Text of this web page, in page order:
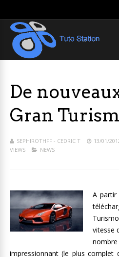
De
Gran
SEPHIROTHFF - CEDRIC T 13/01/
VIEWS
NEWS
A partir
vitesse
impressionnant (le plus